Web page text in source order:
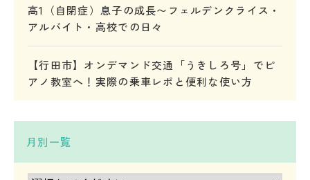
高1（自閉症）息子の成長〜フェルデンクライス・
アルバイト・高校での日々
【行田市】オンデマンド交通「うきしろ号」でピ
アノ教室へ！実際の乗車レポと便利な使い方
月別一覧